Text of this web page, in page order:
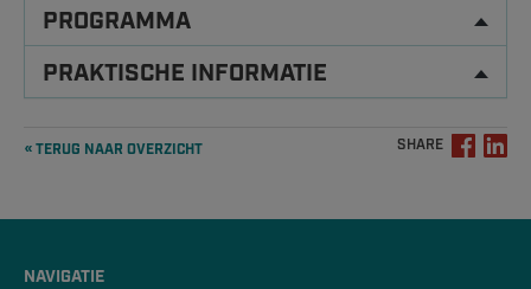
PROGRAMMA
PRAKTISCHE INFORMATIE
« TERUG NAAR OVERZICHT SHARE
NAVIGATIE